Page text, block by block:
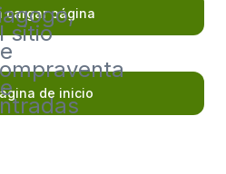
sitio
cargar página
de inicio